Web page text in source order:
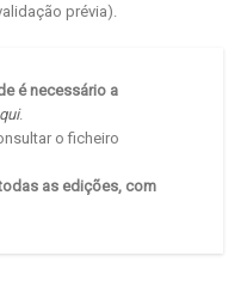
prévia).
é necessário a
.
o ficheiro
as edições, com